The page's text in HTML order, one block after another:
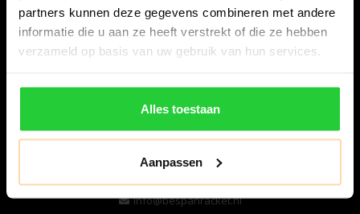
partners kunnen deze gegevens combineren met andere
informatie die u aan ze heeft verstrekt of die ze hebben
verzameld op basis van uw gebruik van hun services.
Alles toestaan
Aanpassen
Bespanracket.nl is dé racketspecialist van Lelystad en
omstreken.
Snijdersstraat 6
8224 AA Lelystad
Nederland
06-57276080
info@bespanracket.nl